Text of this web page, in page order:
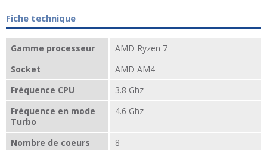
Fiche technique
Gamme processeur
AMD Ryzen 7
Socket
AMD AM4
Fréquence CPU
3.8 Ghz
Fréquence en mode
Turbo
4.6 Ghz
Nombre de coeurs 8